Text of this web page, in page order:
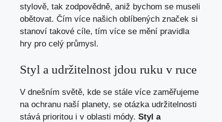
stylově, tak zodpovědně, aniž bychom se museli
obětovat. Čím více našich oblíbených značek si
stanoví takové cíle, tím více se mění pravidla
hry pro celý průmysl.
Styl a udržitelnost jdou ruku v ruce
V dnešním světě, kde se stále více zaměřujeme
na ochranu naší planety, se otázka udržitelnosti
stává prioritou i v oblasti módy. Styl a